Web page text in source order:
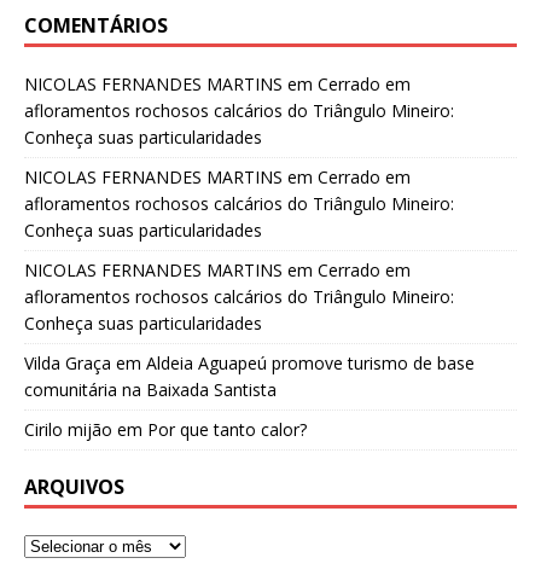
COMENTÁRIOS
NICOLAS FERNANDES MARTINS em Cerrado em
afloramentos rochosos calcários do Triângulo Mineiro:
Conheça suas particularidades
NICOLAS FERNANDES MARTINS em Cerrado em
afloramentos rochosos calcários do Triângulo Mineiro:
Conheça suas particularidades
NICOLAS FERNANDES MARTINS em Cerrado em
afloramentos rochosos calcários do Triângulo Mineiro:
Conheça suas particularidades
Vilda Graça em Aldeia Aguapeú promove turismo de base
comunitária na Baixada Santista
Cirilo mijão em Por que tanto calor?
ARQUIVOS